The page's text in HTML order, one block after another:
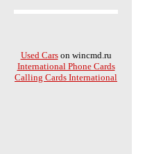
Used Carson wincmd.ru
International Phone Cards
Calling Cards International